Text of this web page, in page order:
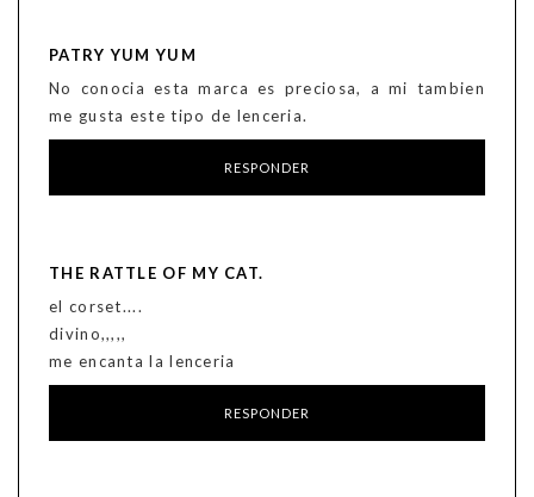
PATRY YUM YUM
No conocia esta marca es preciosa, a mi tambien
me gusta este tipo de lenceria.
RESPONDER
THE RATTLE OF MY CAT.
el corset....
divino,,,,,
me encanta la lenceria
RESPONDER